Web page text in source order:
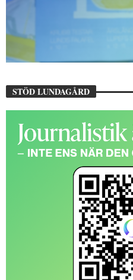
STÖD LUNDAGÅRD